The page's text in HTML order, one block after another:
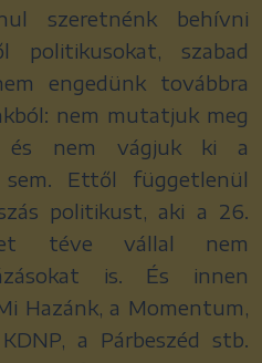
szeretnénk behívni
politikusokat, szabad
engedünk továbbra
nem mutatjuk meg
és nem vágjuk ki a
sem. Ettől függetlenül
politikust, aki a 26.
téve vállal nem
is. És innen
Hazánk, a Momentum,
a Párbeszéd stb.